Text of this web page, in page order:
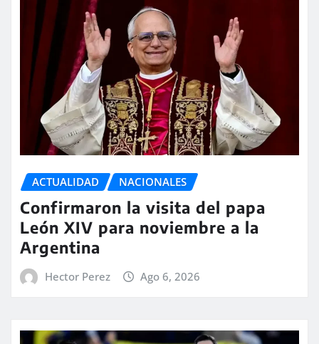
ACTUALIDAD NACIONALES
Confirmaron la visita del papa
León XIV para noviembre a la
Argentina
Hector Perez Ago 6, 2026